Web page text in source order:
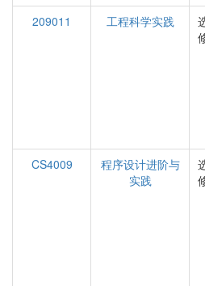
209011
工程科学实践
CS4009
程序设计进阶与
实践